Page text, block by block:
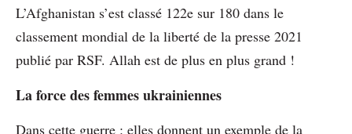
L’Afghanistan s’est classé 122e sur 180 dans le
classement mondial de la liberté de la presse 2021
publié par RSF. Allah est de plus en plus grand !
La force des femmes ukrainiennes
Dans cette guerre : elles donnent un exemple de la